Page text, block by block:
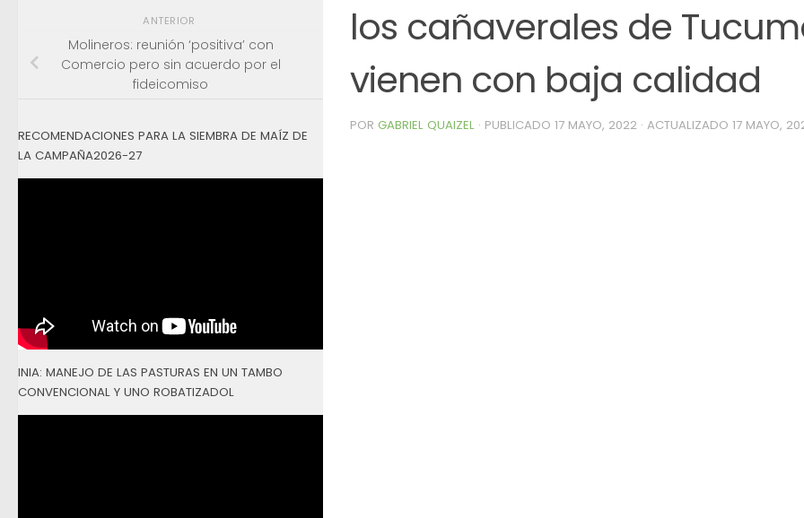
los cañaverales de
vienen con baja calidad
POR GABRIEL QUAIZEL · PUBLICADO 17 MAYO, 2022 · ACTUALIZADO 17 MAYO,
ANTERIOR
Molineros: reunión ‘positiva’ con
Comercio pero sin acuerdo por el
fideicomiso
RECOMENDACIONES PARA LA SIEMBRA DE MAÍZ DE
LA CAMPAÑA2026-27
INIA: MANEJO DE LAS PASTURAS EN UN TAMBO
CONVENCIONAL Y UNO ROBATIZADOL